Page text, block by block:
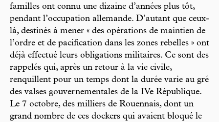
familles ont connu une dizaine d’années plus tôt,
pendant l’occupation allemande. D’autant que ceux-
là, destinés à mener « des opérations de maintien de
l’ordre et de pacification dans les zones rebelles » ont
déjà effectué leurs obligations militaires. Ce sont des
rappelés qui, après un retour à la vie civile,
renquillent pour un temps dont la durée varie au gré
des valses gouvernementales de la IVe République.
Le 7 octobre, des milliers de Rouennais, dont un
grand nombre de ces dockers qui avaient bloqué le